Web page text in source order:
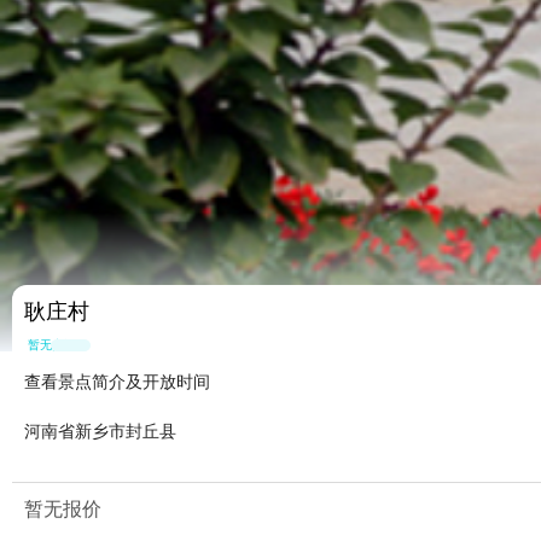
耿庄村
暂无点评
查看景点简介及开放时间
河南省新乡市封丘县
暂无报价